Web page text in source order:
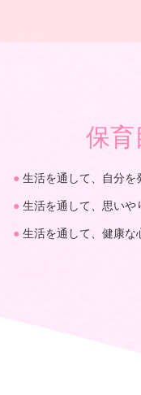
保育
生活を通して、自分を
生活を通して、思いや
生活を通して、健康な